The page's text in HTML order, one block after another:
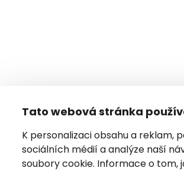
Tato webová stránka
K personalizaci obsahu a reklam,
sociálních médií a analýze naší
soubory cookie. Informace o tom,